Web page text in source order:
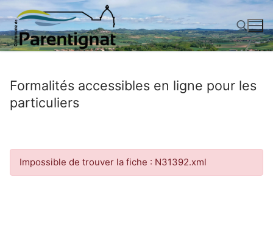
Aller
contenu
Formalités accessibles en ligne pour les
particuliers
Impossible de trouver la fiche : N31392.xml